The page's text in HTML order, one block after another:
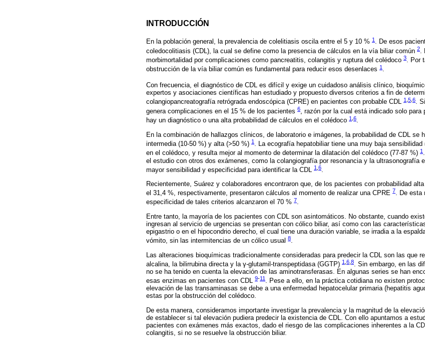
INTRODUCCIÓN
En la población general, la prevalencia de colelitiasis oscila entre el 5 y 10 % 1 . De esos
coledocolitiasis (CDL), la cual se define como la presencia de cálculos en la vía biliar común 2.
morbimortalidad por complicaciones como pancreatitis, colangitis y ruptura del colédoco 3. Por
obstrucción de la vía biliar común es fundamental para reducir esos desenlaces 1 .
Con frecuencia, el diagnóstico de CDL es difícil y exige un cuidadoso análisis clínico,
expertos y asociaciones científicas han estudiado y propuesto diversos criterios a fin de
colangiopancreatografía retrógrada endoscópica (CPRE) en pacientes con probable CDL 1 5 6.
genera complicaciones en el 15 % de los pacientes 6, razón por la cual está indicado solo
hay un diagnóstico o una alta probabilidad de cálculos en el colédoco 1 6.
En la combinación de hallazgos clínicos, de laboratorio e imágenes, la probabilidad de CDL se
intermedia (10-50 %) y alta (>50 %) 1 . La ecografía hepatobiliar tiene una muy baja
en el colédoco, y resulta mejor al momento de determinar la dilatación del colédoco (77-87 %) 1
el estudio con otros dos exámenes, como la colangiografía por resonancia y la ultrasonografía
mayor sensibilidad y especificidad para identificar la CDL
1 6
Recientemente, Suárez y colaboradores encontraron que, de los pacientes con probabilidad
el 31,4 %, respectivamente, presentaron cálculos al momento de realizar una CPRE 7. De esta
especificidad de tales criterios alcanzaron el 70 % 7.
Entre tanto, la mayoría de los pacientes con CDL son asintomáticos. No obstante, cuando
ingresan al servicio de urgencias se presentan con cólico biliar, así como con las
epigastrio o en el hipocondrio derecho, el cual tiene una duración variable, se irradia a la
vómito, sin las intermitencias de un cólico usual 8.
Las alteraciones bioquímicas tradicionalmente consideradas para predecir la CDL son las que
alcalina, la bilirrubina directa y la γ-glutamil-transpeptidasa (GGTP) 1 6 8. Sin embargo, en las
no se ha tenido en cuenta la elevación de las aminotransferasas. En algunas series se han
esas enzimas en pacientes con CDL 9-11 . Pese a ello, en la práctica cotidiana no existen
elevación de las transaminasas se debe a una enfermedad hepatocelular primaria (hepatitis
estas por la obstrucción del colédoco.
De esta manera, consideramos importante investigar la prevalencia y la magnitud de la
de establecer si tal elevación pudiera predecir la existencia de CDL. Con ello apuntamos a
pacientes con exámenes más exactos, dado el riesgo de las complicaciones inherentes a la
colangitis, si no se resuelve la obstrucción biliar.